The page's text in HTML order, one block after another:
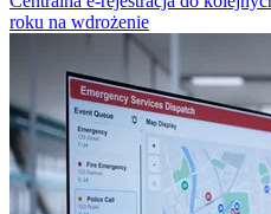
roku na wdrożenie